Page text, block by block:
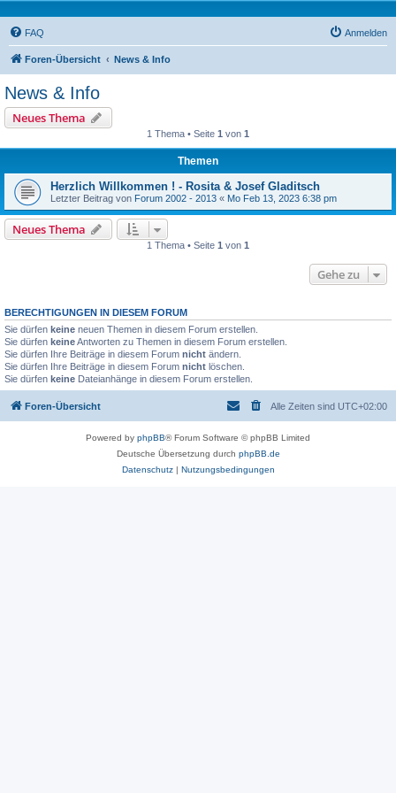
FAQ Anmelden
Foren-Übersicht News & Info
News & Info
Neues Thema
1 Thema • Seite 1 von 1
Themen
Herzlich Willkommen ! - Rosita & Josef Gladitsch
Letzter Beitrag von Forum 2002 - 2013 « Mo Feb 13, 2023 6:38 pm
Neues Thema
1 Thema • Seite 1 von 1
Gehe zu
BERECHTIGUNGEN IN DIESEM FORUM
Sie dürfen keine neuen Themen in diesem Forum erstellen.
Sie dürfen keineAntworten zu Themen in diesem Forum erstellen.
Sie dürfen Ihre Beiträge in diesem Forum nicht ändern.
Sie dürfen Ihre Beiträge in diesem Forum nicht löschen.
Sie dürfen keine Dateianhänge in diesem Forum erstellen.
Foren-Übersicht Alle Zeiten sind UTC+02:00
Powered by phpBB® Forum Software © phpBB Limited
Deutsche Übersetzung durch phpBB.de
Datenschutz| Nutzungsbedingungen